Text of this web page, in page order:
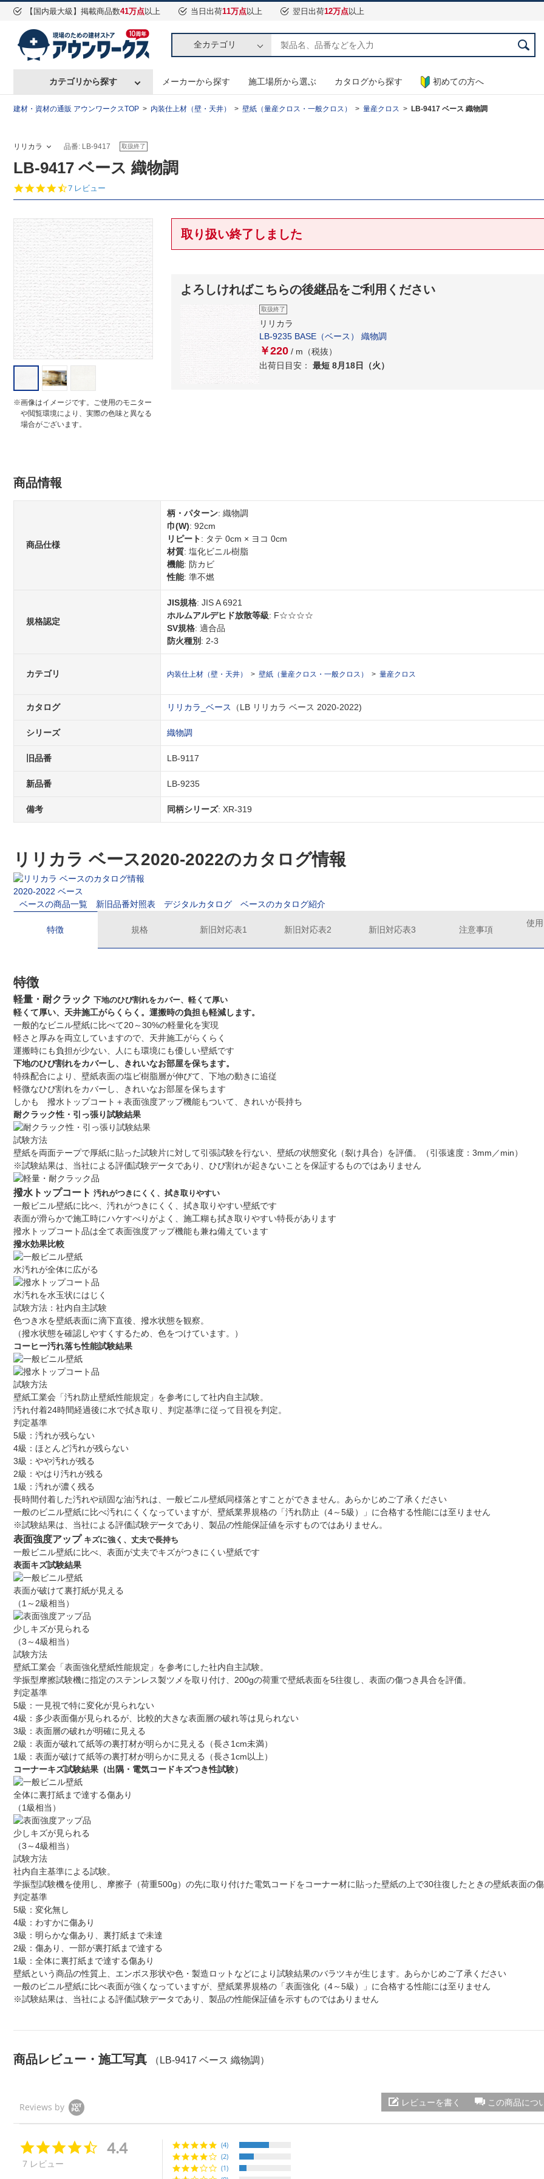
【国内最大級】掲載商品数41万点以上 当日出荷11万点以上 翌日出荷12万点以上
全カテゴリ
カテゴリから探す メーカーから探す 施工場所から選ぶ カタログから探す 初めての方へ
建材・資材の通販 アウンワークスTOP 内装仕上材（壁・天井） 壁紙（量産クロス・一般クロス） 量産クロス LB-9417 ベース 織物調
リリカラ 品番: LB-9417 取扱終了
LB-9417 ベース 織物調
4.
4
t
a
r
r
a
t
i
n
g
7 レビュー
※画像はイメージです。ご使用のモニター
や閲覧環境により、実際の色味と異なる
場合がございます。
取り扱い終了しました
よろしければこちらの後継品をご利用ください
取扱終了
リリカラ
LB-9235 BASE（ベース） 織物調
￥220 / m（税抜）
出荷日目安：
最短 8月18日（火）
商品情報
商品仕様
柄・パターン: 織物調
巾(W): 92cm
リピート: タテ 0cm × ヨコ 0cm
材質: 塩化ビニル樹脂
機能: 防カビ
性能: 準不燃
規格認定
JIS規格: JIS A 6921
ホルムアルデヒド放散等級: F☆☆☆☆
SV規格: 適合品
防火種別 : 2-3
カテゴリ 内装仕上材（壁・天井） 壁紙（量産クロス・一般クロス） 量産クロス
カタログ リリカラ_ベース （LB リリカラ ベース 2020-2022)
シリーズ 織物調
旧品番 LB-9117
新品番 LB-9235
備考 同柄シリーズ: XR-319
リリカラ ベース2020-2022のカタログ情報
2020-2022 ベース
ベースの商品一覧
新旧品番対照表 デジタルカタログ ベースのカタログ紹介
特徴 規格 新旧対応表1 新旧対応表2 新旧対応表3 注意事項
使
特徴
軽量・耐クラック 下地のひび割れをカバー、軽くて厚い
軽くて厚い、天井施工がらくらく。運搬時の負担も軽減します。
一般的なビニル壁紙に比べて20～30%の軽量化を実現
軽さと厚みを両立していますので、天井施工がらくらく
運搬時にも負担が少ない、人にも環境にも優しい壁紙です
下地のひび割れをカバーし、きれいなお部屋を保ちます。
特殊配合により、壁紙表面の塩ビ樹脂層が伸びて、下地の動きに追従
軽微なひび割れをカバーし、きれいなお部屋を保ちます
しかも 撥水トップコート＋表面強度アップ機能もついて、きれいが長持ち
耐クラック性・引っ張り試験結果
試験方法
壁紙を両面テープで厚紙に貼った試験片に対して引張試験を行ない、壁紙の状態変化（裂け具合）を評価。（引張速度：3mm／min）
※試験結果は、当社による評価試験データであり、ひび割れが起きないことを保証するものではありません
撥水トップコート 汚れがつきにくく、拭き取りやすい
一般ビニル壁紙に比べ、汚れがつきにくく、拭き取りやすい壁紙です
表面が滑らかで施工時にハケすべりがよく、施工糊も拭き取りやすい特長があります
撥水トップコート品は全て表面強度アップ機能も兼ね備えています
撥水効果比較
水汚れが全体に広がる
水汚れを水玉状にはじく
試験方法：社内自主試験
色つき水を壁紙表面に滴下直後、撥水状態を観察。
（撥水状態を確認しやすくするため、色をつけています。）
コーヒー汚れ落ち性能試験結果
試験方法
壁紙工業会「汚れ防止壁紙性能規定」を参考にして社内自主試験。
汚れ付着24時間経過後に水で拭き取り、判定基準に従って目視を判定。
判定基準
5級：汚れが残らない
4級：ほとんど汚れが残らない
3級：やや汚れが残る
2級：やはり汚れが残る
1級：汚れが濃く残る
長時間付着した汚れや頑固な油汚れは、一般ビニル壁紙同様落とすことができません。あらかじめご了承ください
一般のビニル壁紙に比べ汚れにくくなっていますが、壁紙業界規格の「汚れ防止（4～5級）」に合格する性能には至りません
※試験結果は、当社による評価試験データであり、製品の性能保証値を示すものではありません。
表面強度アップ キズに強く、丈夫で長持ち
一般ビニル壁紙に比べ、表面が丈夫でキズがつきにくい壁紙です
表面キズ試験結果
表面が破けて裏打紙が見える
（1～2級相当）
少しキズが見られる
（3～4級相当）
試験方法
壁紙工業会「表面強化壁紙性能規定」を参考にした社内自主試験。
学振型摩擦試験機に指定のステンレス製ツメを取り付け、200gの荷重で壁紙表面を5往復し、表面の傷つき具合を評価。
判定基準
5級：一見視で特に変化が見られない
4級：多少表面傷が見られるが、比較的大きな表面層の破れ等は見られない
3級：表面層の破れが明確に見える
2級：表面が破れて紙等の裏打材が明らかに見える（長さ1cm未満）
1級：表面が破けて紙等の裏打材が明らかに見える（長さ1cm以上）
コーナーキズ試験結果（出隅・電気コードキズつき性試験）
全体に裏打紙まで達する傷あり
（1級相当）
少しキズが見られる
（3～4級相当）
試験方法
社内自主基準による試験。
学振型試験機を使用し、摩擦子（荷重500g）の先に取り付けた電気コードをコーナー材に貼った壁紙の上で30往復したときの壁紙表面の傷
判定基準
5級：変化無し
4級：わすかに傷あり
3級：明らかな傷あり、裏打紙まで未達
2級：傷あり、一部が裏打紙まで達する
1級：全体に裏打紙まで達する傷あり
壁紙という商品の性質上、エンボス形状や色・製造ロットなどにより試験結果のバラツキが生じます。あらかじめご了承ください
一般のビニル壁紙に比べ表面が強くなっていますが、壁紙業界規格の「表面強化（4～5級）」に合格する性能には至りません
※試験結果は、当社による評価試験データであり、製品の性能保証値を示すものではありません
商品レビュー・施工写真 （LB-9417 ベース 織物調）
Reviews by この商品につ
レビューを書く
4.4
7 レビュー
(4)
(2)
(1)